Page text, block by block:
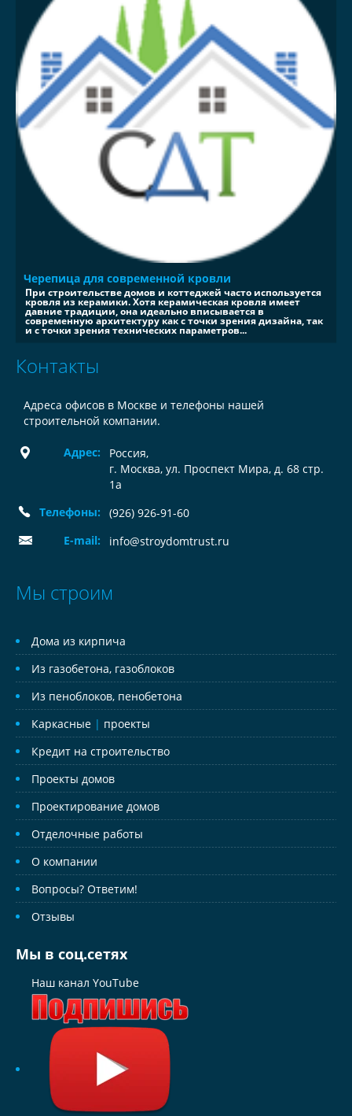
Черепица для современной кровли
При строительстве домов и коттеджей часто используется
кровля из керамики. Хотя керамическая кровля имеет
давние традиции, она идеально вписывается в
современную архитектуру как с точки зрения дизайна, так
и с точки зрения технических параметров...
Контакты
Адреса офисов в Москве и телефоны нашей
строительной компании.
Адрес: Россия,
г. Москва, ул. Проспект Мира, д. 68 стр.
1а
Телефоны:
(926) 926-91-60
E-mail:
info@stroydomtrust.ru
Мы строим
Дома из кирпича
Из газобетона, газоблоков
Из пеноблоков, пенобетона
Каркасные | проекты
Кредит на строительство
Проекты домов
Проектирование домов
Отделочные работы
О компании
Вопросы? Ответим!
Отзывы
Мы в соц.сетях
Наш канал YouTube